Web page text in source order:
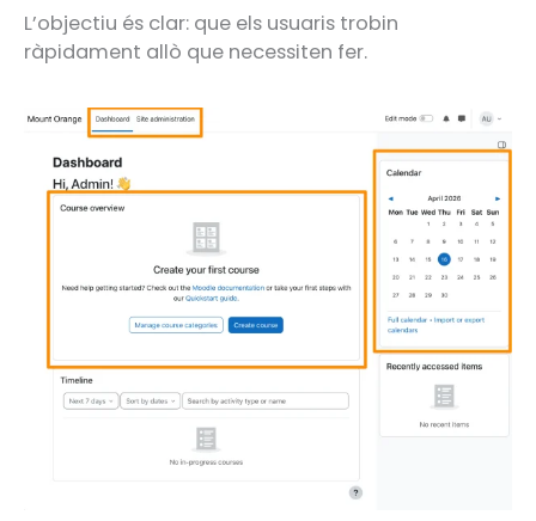
L’objectiu és clar: que els usuaris trobin
ràpidament allò que necessiten fer.